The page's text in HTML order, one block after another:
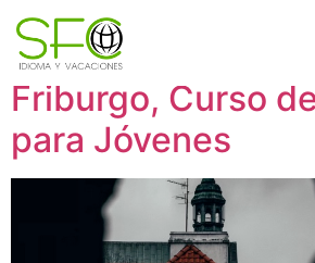
Destino:
Friburgo, Curso
para Jóvenes